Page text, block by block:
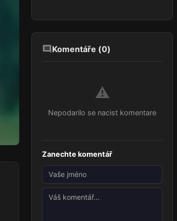
Komentáře (0)
⚠️
Nepodarilo se nacist komentare
Zanechte komentář